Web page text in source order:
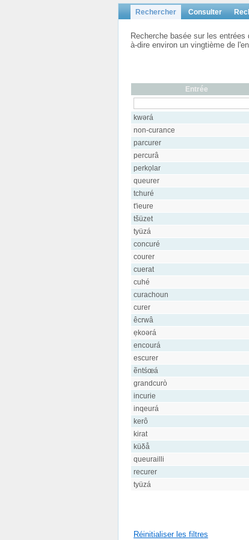
Rechercher Consulter
Recherche basée sur les entrées
à-dire environ un vingtième de
Entrée
kwərá
non-curance
parcurer
percurâ
perkọlar
queurer
tchuré
t'ieure
tšüzet
tyüzá
concuré
courer
cuerat
cuhé
curachoun
curer
êcrwâ
ẹkoərá
encourá
escurer
ẽntśœá
grandcurò
incurie
inqeurá
kerô
kirat
küδå
queurailli
recurer
tyüzá
Réinitialiser les filtres